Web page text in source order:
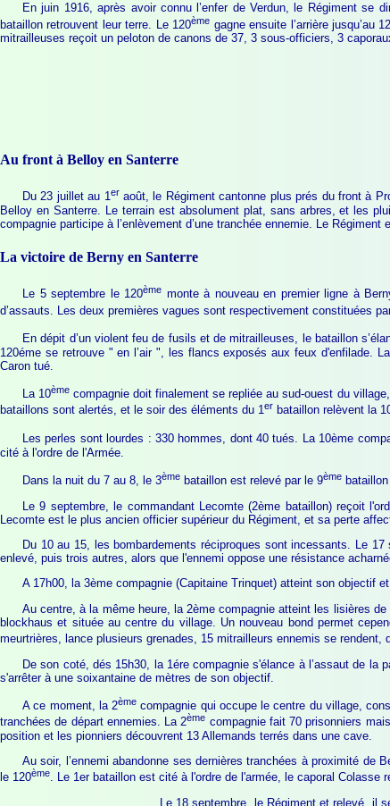
En juin 1916, après avoir connu l’enfer de Verdun, le Régiment
bataillon retrouvent leur terre. Le 120ème gagne ensuite l’arrière
mitrailleuses reçoit un peloton de canons de 37, 3 sous-officiers, 3
Au front à Belloy en Santerre
Du 23 juillet au 1er août, le Régiment cantonne plus prés du front à
Belloy en Santerre. Le terrain est absolument plat, sans arbres, et les
compagnie participe à l’enlèvement d’une tranchée ennemie. Le
La victoire de Berny en Santerre
Le 5 septembre le 120ème monte à nouveau en premier ligne à
d’assauts. Les deux premières vagues sont respectivement constituées
En dépit d’un violent feu de fusils et de mitrailleuses, le bataillon
120éme se retrouve " en l’air ", les flancs exposés aux feux d'enfilade.
Caron tué.
La 10ème compagnie doit finalement se repliée au sud-ouest du
bataillons sont alertés, et le soir des éléments du 1er bataillon relèvent la
Les perles sont lourdes : 330 hommes, dont 40 tués. La 10ème
cité à l'ordre de l'Armée.
Dans la nuit du 7 au 8, le 3ème bataillon est relevé par le 9ème
Le 9 septembre, le commandant Lecomte (2ème bataillon) reçoit
Lecomte est le plus ancien officier supérieur du Régiment, et sa perte
Du 10 au 15, les bombardements réciproques sont incessants. Le
enlevé, puis trois autres, alors que l'ennemi oppose une résistance
A 17h00, la 3ème compagnie (Capitaine Trinquet) atteint son objectif
Au centre, à la même heure, la 2ème compagnie atteint les lisières
blockhaus et située au centre du village. Un nouveau bond permet
meurtrières, lance plusieurs grenades, 15 mitrailleurs ennemis se
De son coté, dés 15h30, la 1ére compagnie s'élance à l’assaut de
s'arrêter à une soixantaine de mètres de son objectif.
A ce moment, la 2ème compagnie qui occupe le centre du village,
tranchées de départ ennemies. La 2ème compagnie fait 70 prisonniers
position et les pionniers découvrent 13 Allemands terrés dans une cave.
Au soir, l’ennemi abandonne ses dernières tranchées à proximité
le 120ème. Le 1er bataillon est cité à l'ordre de l'armée, le caporal
Le 18 septembre, le Régiment et relevé, il